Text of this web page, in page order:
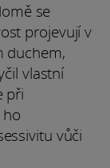
se
projevují v
duchem,
vlastní
při
vůči